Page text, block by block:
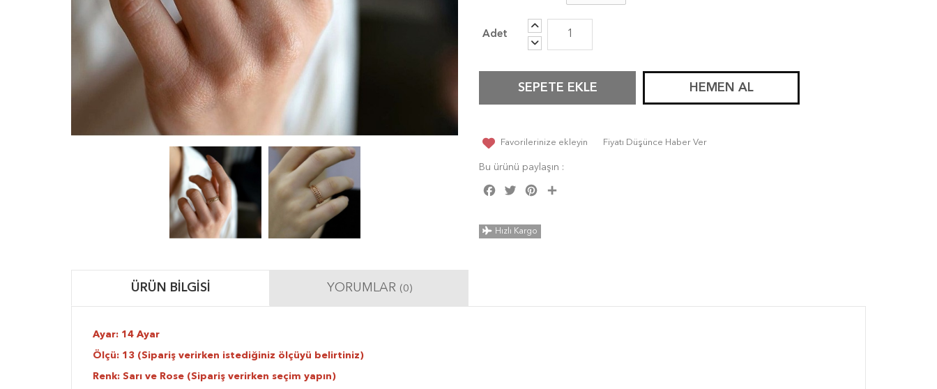
SEPETE EKLE HEMEN AL
Favorilerinize ekleyin Fiyatı Düşünce Haber Ver
Bu ürünü paylaşın :
Facebook
Twitter Pinterest
Hızlı Kargo
ÜRÜN BILGISI YORUMLAR (0)
Ayar: 14 Ayar
Ölçü: 13 (Sipariş verirken istediğiniz ölçüyü belirtiniz)
Renk: Sarı ve Rose (Sipariş verirken seçim yapın)